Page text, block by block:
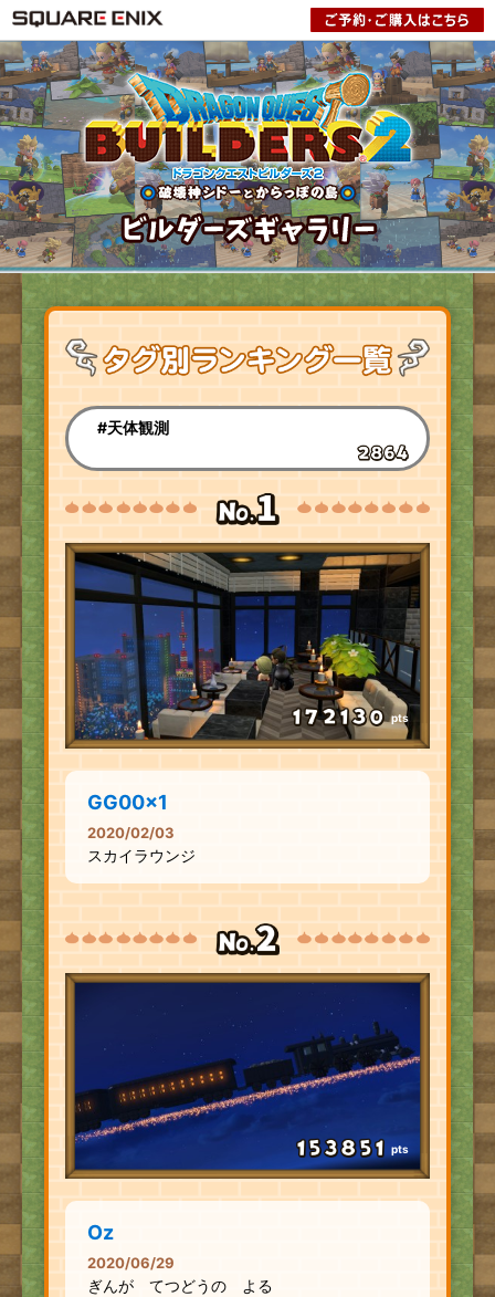
#天体観測
pts
GG00x1
2020/02/03
スカイラウンジ
pts
Oz
2020/06/29
ぎんが てつどうの よる